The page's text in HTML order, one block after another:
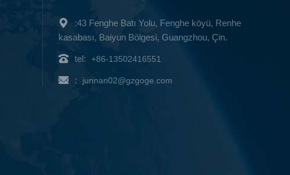
:43 Fenghe Batı Yolu, Fenghe köyü, Renhe
kasabası, Baiyun Bölgesi, Guangzhou, Çin.
tel: +86-13502416551
: junnan02@gzgoge.com